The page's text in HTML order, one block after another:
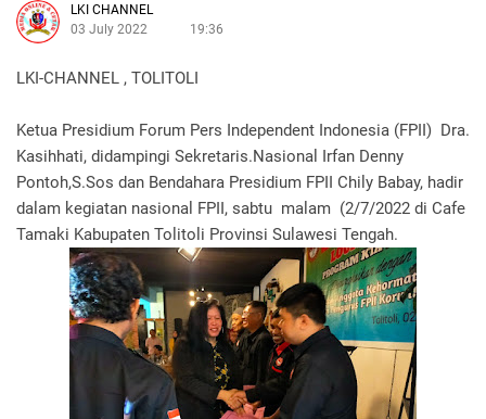
LKI CHANNEL
03 July 2022
19:36
LKI-CHANNEL , TOLITOLI
Ketua Presidium Forum Pers Independent Indonesia (FPII) Dra.
Kasihhati, didampingi Sekretaris.Nasional Irfan Denny
Pontoh,S.Sos dan Bendahara Presidium FPII Chily Babay, hadir
dalam kegiatan nasional FPII, sabtu malam (2/7/2022 di Cafe
Tamaki Kabupaten Tolitoli Provinsi Sulawesi Tengah.